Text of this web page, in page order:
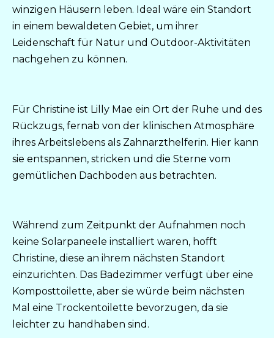
winzigen Häusern leben. Ideal wäre ein Standort
in einem bewaldeten Gebiet, um ihrer
Leidenschaft für Natur und Outdoor-Aktivitäten
nachgehen zu können.
Für Christine ist Lilly Mae ein Ort der Ruhe und des
Rückzugs, fernab von der klinischen Atmosphäre
ihres Arbeitslebens als Zahnarzthelferin. Hier kann
sie entspannen, stricken und die Sterne vom
gemütlichen Dachboden aus betrachten.
Während zum Zeitpunkt der Aufnahmen noch
keine Solarpaneele installiert waren, hofft
Christine, diese an ihrem nächsten Standort
einzurichten. Das Badezimmer verfügt über eine
Komposttoilette, aber sie würde beim nächsten
Mal eine Trockentoilette bevorzugen, da sie
leichter zu handhaben sind.